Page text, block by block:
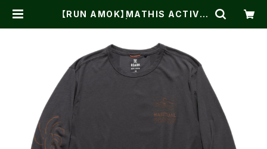
【RUN AMOK】MATHIS ACTIVE